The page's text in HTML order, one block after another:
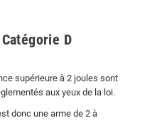
D
supérieure à 2 joules sont
aux yeux de la loi.
donc une arme de 2 à